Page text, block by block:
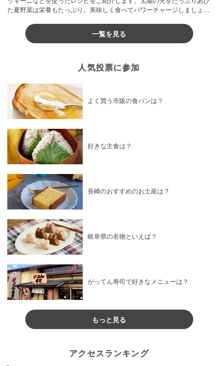
た夏野菜は栄養もたっぷり。美味しく食べてパワーチャージしましょう
一覧を見る
人気投票に参加
よく買う市販の食パンは？
好きな主食は？
長崎のおすすめのお土産は？
岐阜県の名物といえば？
がってん寿司で好きなメニューは？
もっと見る
アクセスランキング